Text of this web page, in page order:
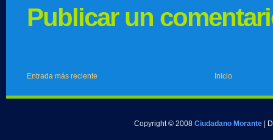
Publicar un
Entrada más reciente Inicio
Copyright © 2008 Ciudadano Morante |